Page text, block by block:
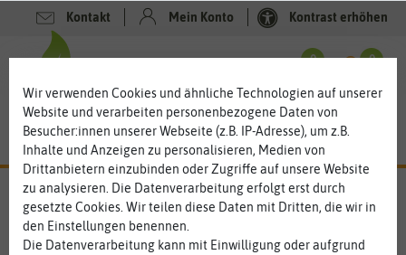
Kontakt Mein Konto Kontrast erhöhen
0 0
-50%
Wir verwenden Cookies und ähnliche Technologien auf unserer
Website und verarbeiten personenbezogene Daten von
Besucher:innen unserer Webseite (z.B. IP-Adresse), um z.B.
Inhalte und Anzeigen zu personalisieren, Medien von
Drittanbietern einzubinden oder Zugriffe auf unsere Website
zu analysieren. Die Datenverarbeitung erfolgt erst durch
gesetzte Cookies. Wir teilen diese Daten mit Dritten, die wir in
den Einstellungen benennen.
Die Datenverarbeitung kann mit Einwilligung oder aufgrund